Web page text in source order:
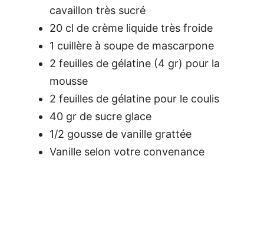
cavaillon très sucré
20 cl de crème liquide très froide
1 cuillère à soupe de mascarpone
2 feuilles de gélatine (4 gr) pour la
mousse
2 feuilles de gélatine pour le coulis
40 gr de sucre glace
1/2 gousse de vanille grattée
Vanille selon votre convenance